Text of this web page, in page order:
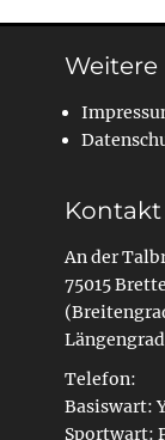
Kontakt
An der
75015
Telefon:
Basiswart:
Sportwart: